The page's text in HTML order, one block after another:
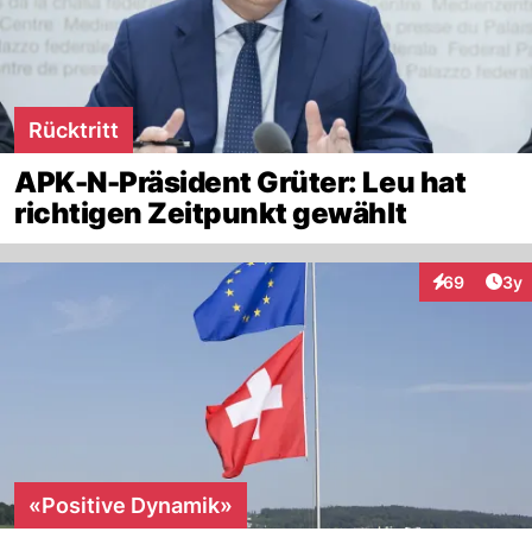
Rücktritt
APK-N-Präsident Grüter: Leu hat
richtigen Zeitpunkt gewählt
69
Interaktionen
3y
«Positive Dynamik»